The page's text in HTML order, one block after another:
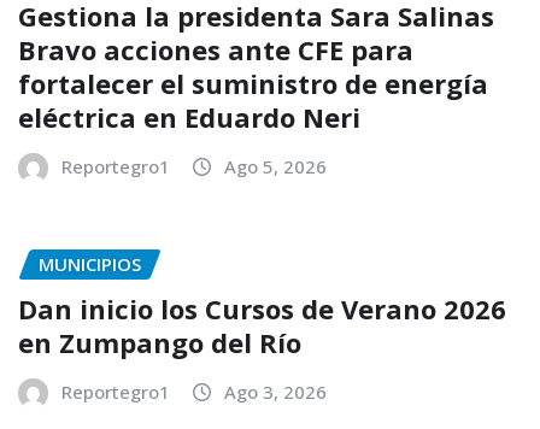
Gestiona la presidenta Sara Salinas
Bravo acciones ante CFE para
fortalecer el suministro de energía
eléctrica en Eduardo Neri
Reportegro1 Ago 5, 2026
MUNICIPIOS
Dan inicio los Cursos de Verano 2026
en Zumpango del Río
Reportegro1 Ago 3, 2026